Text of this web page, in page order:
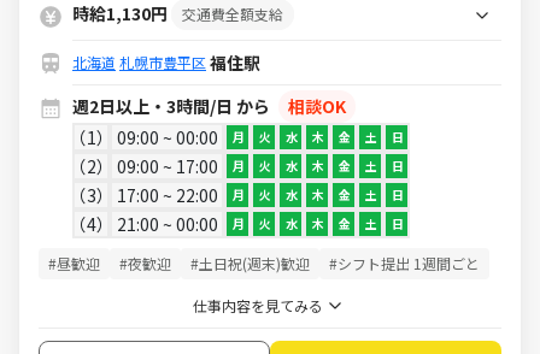
★
時給1,130円 交通費全額支給
北海道 札幌市豊平区 福住駅
週2日以上・3時間/日 から
相談OK
1
09:00 ~ 00:00 月 火 水 木 金 土 日
2 09:00 ~ 17:00 月 火 水 木 金 土 日
3 17:00 ~ 22:00 月 火 水 木 金 土 日
4 21:00 ~ 00:00 月 火 水 木 金 土 日
#昼歓迎 #夜歓迎 #土日祝(週末)歓迎 #シフト提出 1週間ごと
仕事内容を見てみる